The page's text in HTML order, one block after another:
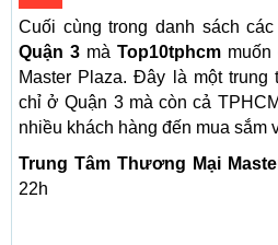
Cuối cùng trong danh sách các
Quận 3mà Top10tphcmmuốn
Master Plaza. Đây là một trung
chỉ ở Quận 3 mà còn cả
nhiều khách hàng đến mua sắm
Trung Tâm Thương Mại
22h